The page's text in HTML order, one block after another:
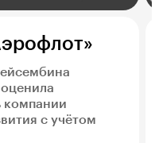
компании
с учётом